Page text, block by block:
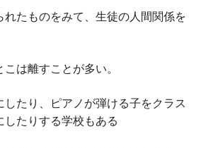
れたものをみて、生徒の人間関係を
こは離すことが多い。
したり、ピアノが弾ける子をクラス
したりする学校もある